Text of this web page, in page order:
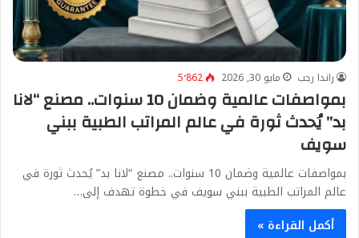
راندا رجب مايو 30, 2026 5٬862
بمواصفات عالمية وضمان 10 سنوات.. مصنع “لانا
بد” يُحدث ثورة في عالم المراتب الطبية ببني
سويف
بمواصفات عالمية وضمان 10 سنوات.. مصنع “لانا بد” يُحدث ثورة في
عالم المراتب الطبية ببني سويف في خطوة تهدف إلى…
أكمل القراءة »